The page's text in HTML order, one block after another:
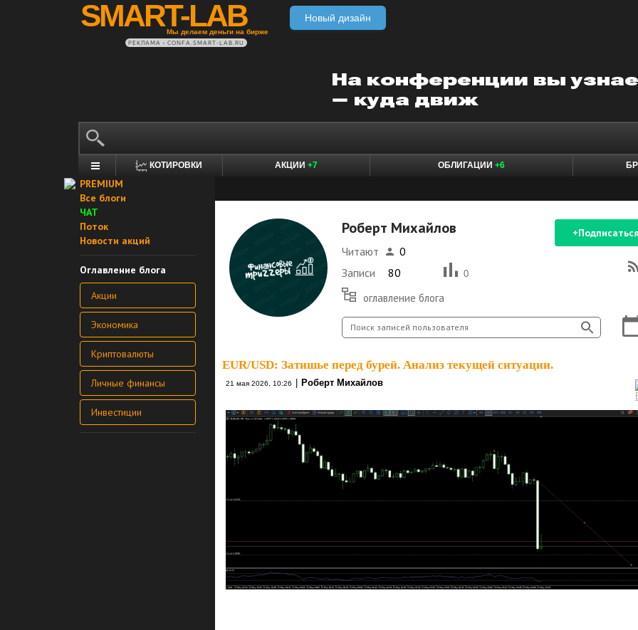
SMART-LAB
Мы делаем деньги на бирже
Новый дизайн
РЕКЛАМА • CONFA.SMART-LAB.RU
КОТИРОВКИ АКЦИИ +7 ОБЛИГАЦИИ +6
PREMIUM
Все блоги
ЧАТ
Поток
Новости акций
Оглавление блога
Акции
Экономика
Криптовалюты
Личные финансы
Инвестиции
Роберт Михайлов
Читают
0
Записи
80 0
оглавление блога
EUR/USD: Затишье перед бурей. Анализ текущей ситуации.
21 мая 2026, 10:26 Роберт Михайлов